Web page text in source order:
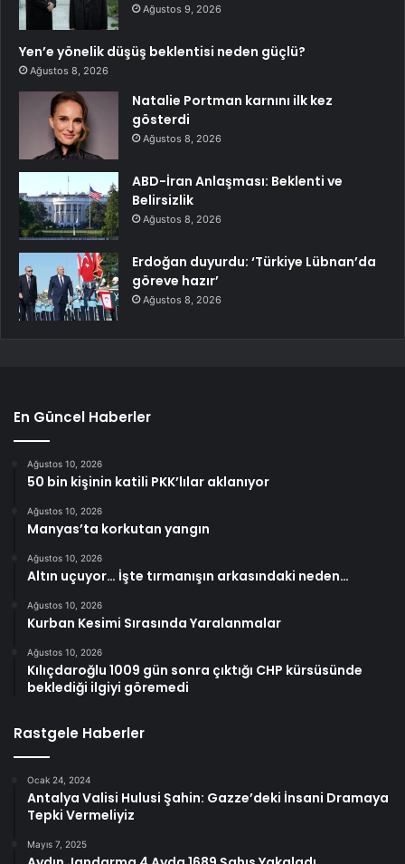
Ağustos 9, 2026
Yen’e yönelik düşüş beklentisi neden güçlü?
Ağustos 8, 2026
Natalie Portman karnını ilk kez
gösterdi
Ağustos 8, 2026
ABD-İran Anlaşması: Beklenti ve
Belirsizlik
Ağustos 8, 2026
Erdoğan duyurdu: ‘Türkiye Lübnan’da
göreve hazır’
Ağustos 8, 2026
En Güncel Haberler
Ağustos 10, 2026
50 bin kişinin katili PKK’lılar aklanıyor
Ağustos 10, 2026
Manyas’ta korkutan yangın
Ağustos 10, 2026
Altın uçuyor… İşte tırmanışın arkasındaki neden…
Ağustos 10, 2026
Kurban Kesimi Sırasında Yaralanmalar
Ağustos 10, 2026
Kılıçdaroğlu 1009 gün sonra çıktığı CHP kürsüsünde
beklediği ilgiyi göremedi
Rastgele Haberler
Ocak 24, 2024
Antalya Valisi Hulusi Şahin: Gazze’deki İnsani Dramaya
Tepki Vermeliyiz
Mayıs 7, 2025